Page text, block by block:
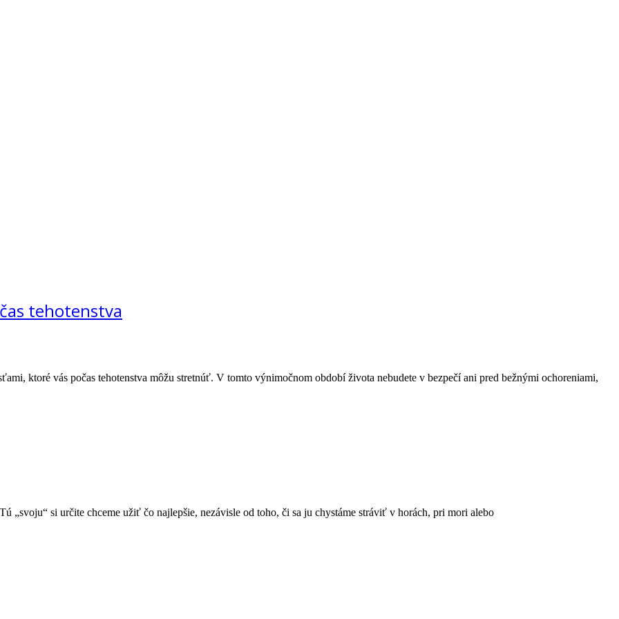
tehotenstva
ktoré vás počas tehotenstva môžu stretnúť. V tomto výnimočnom období života nebudete v bezpečí ani pred bežnými ochoreniami,
„svoju“ si určite chceme užiť čo najlepšie, nezávisle od toho, či sa ju chystáme stráviť v horách, pri mori alebo